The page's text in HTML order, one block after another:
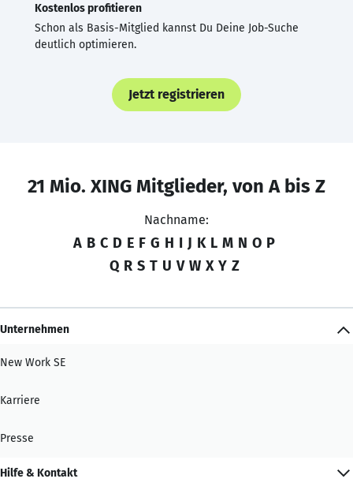
Kostenlos profitieren
Schon als Basis-Mitglied kannst Du Deine Job-Suche
deutlich optimieren.
Jetzt registrieren
21 Mio. XING Mitglieder, von A bis Z
Nachname:
A B C D E F G H I J K L M N O P
Q R S T U V W X Y Z
Unternehmen
New Work SE
Karriere
Presse
Hilfe & Kontakt